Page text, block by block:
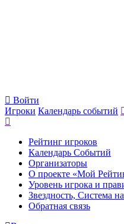
Войти
Игроки Календарь событий
Рейтинг игроков
Календарь Событий
Организаторы
О проекте «Мой
Уровень игрока и
Звездность, Система
Обратная связь